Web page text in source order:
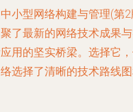
小型网络构建与管理(第
了最新的网络技术成果
用的坚实桥梁。选择它
选择了清晰的技术路线图